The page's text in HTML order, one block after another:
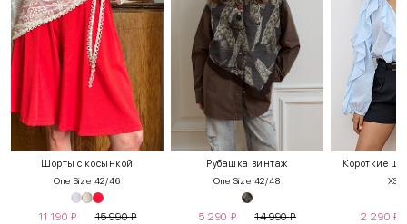
Шорты с косынкой
One Size 42/46
11 190 ₽ 15 990₽
Рубашка винтаж
One Size 42/48
5 290 ₽ 14 990₽
Короткие
XS
2 290 ₽